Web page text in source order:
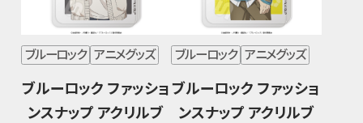
ブルーロック アニメグッズ
ブルーロック ファッショ
ンスナップ アクリルブ
ブルーロック アニメグッズ
ブルーロック ファッショ
ンスナップ アクリルブ